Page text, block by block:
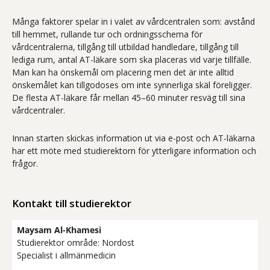
Många faktorer spelar in i valet av vårdcentralen som: avstånd
till hemmet, rullande tur och ordningsschema för
vårdcentralerna, tillgång till utbildad handledare, tillgång till
lediga rum, antal AT-läkare som ska placeras vid varje tillfälle.
Man kan ha önskemål om placering men det är inte alltid
önskemålet kan tillgodoses om inte synnerliga skäl föreligger.
De flesta AT-läkare får mellan 45–60 minuter resväg till sina
vårdcentraler.
Innan starten skickas information ut via e-post och AT-läkarna
har ett möte med studierektorn för ytterligare information och
frågor.
Kontakt till studierektor
Maysam Al-Khamesi
Studierektor område: Nordost
Specialist i allmänmedicin